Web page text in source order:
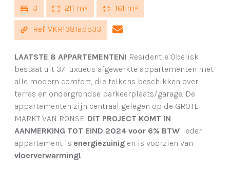
3 211 m² 161 m²
Ref. VKR1381app33
LAATSTE 8 APPARTEMENTEN! Residentie Obelisk
bestaat uit 37 luxueus afgewerkte appartementen met
alle modern comfort, die telkens beschikken over
terras en ondergrondse parkeerplaats/garage. De
appartementen zijn centraal gelegen op de GROTE
MARKT VAN RONSE. DIT PROJECT KOMT IN
AANMERKING TOT EIND 2024 voor 6% BTW. Ieder
appartement is energiezuinig en is voorzien van
vloerverwarming!